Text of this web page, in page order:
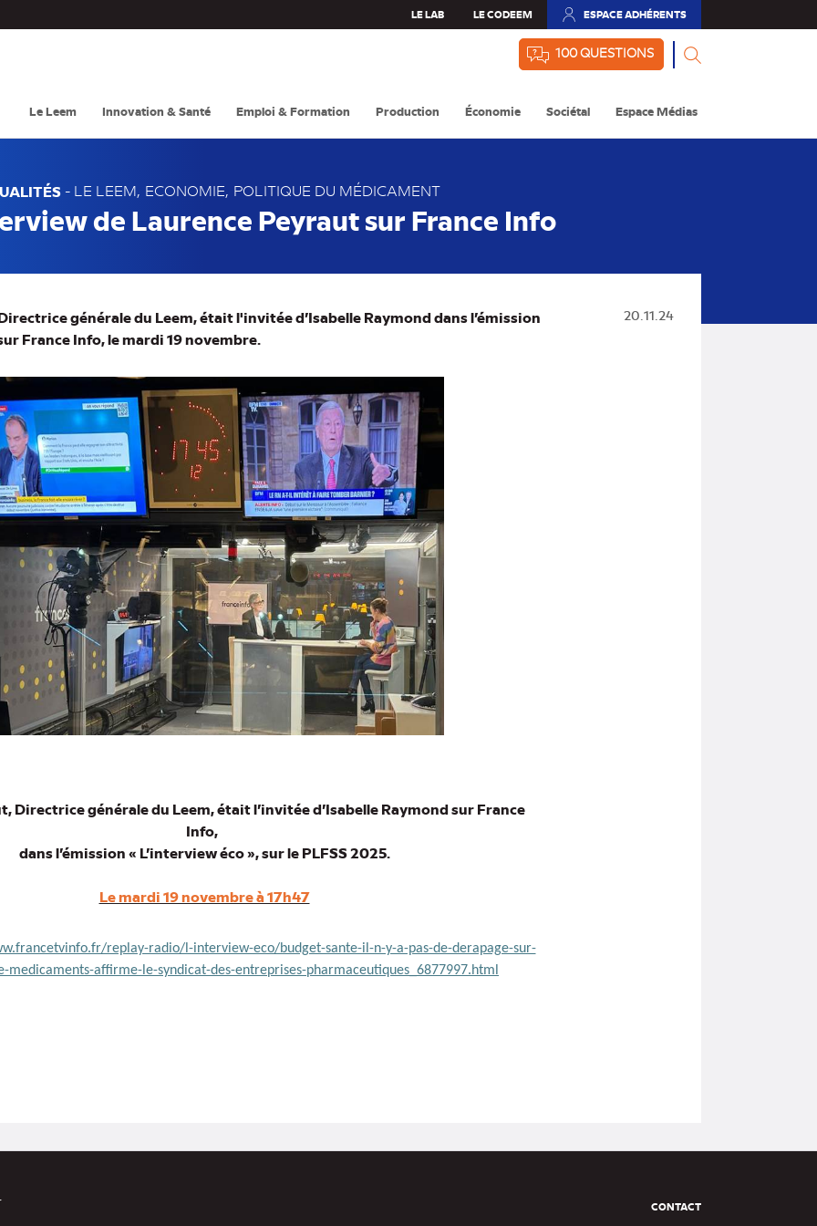
LE LAB LE CODEEM ESPACE ADHÉRENTS
(NOUVEL
100 QUESTIONS
Le Leem Innovation & Santé Emploi & Formation Production Économie Sociétal Espace Médias
- LE LEEM ECONOMIE POLITIQUE DU MÉDICAMENT
de Laurence Peyraut sur France Info
20.11.24
générale du Leem, était l'invitée d’Isabelle Raymond dans l’émission
France Info, le mardi 19 novembre.
Directrice générale du Leem, était l’invitée d’Isabelle Raymond sur France
Info,
dans l’émission « L’interview éco », sur le PLFSS 2025.
Le mardi 19 novembre à 17h47
replay-radio/l-interview-eco/budget-sante-il-n-y-a-pas-de-derapage-sur-
medicaments-affirme-le-syndicat-des-entreprises-pharmaceutiques_6877997.html
Pied
CONTACT